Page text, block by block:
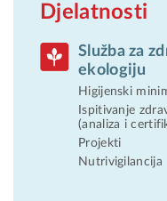
Djelatnosti
Služba za
ekologiju
Higijenski
Ispitivanje
(analiza i
Projekti
Nutrivigilancija